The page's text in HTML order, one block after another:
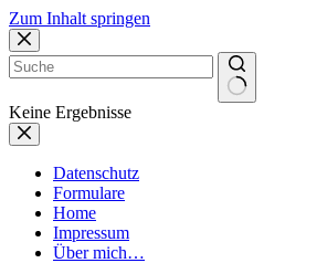
Zum Inhalt springen
Keine Ergebnisse
Datenschutz
Formulare
Home
Impressum
Über mich…